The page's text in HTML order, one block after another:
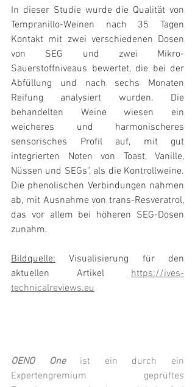
In dieser Studie wurde die Qualität von
Tempranillo-Weinen nach 35 Tagen
Kontakt mit zwei verschiedenen Dosen
von SEG und zwei Mikro-
Sauerstoffniveaus bewertet, die bei der
Abfüllung und nach sechs Monaten
Reifung analysiert wurden. Die
behandelten Weine wiesen ein
weicheres und harmonischeres
sensorisches Profil auf, mit gut
integrierten Noten von Toast, Vanille,
Nüssen und SEGs", als die Kontrollweine.
Die phenolischen Verbindungen nahmen
ab, mit Ausnahme von trans-Resveratrol,
das vor allem bei höheren SEG-Dosen
zunahm.
Bildquelle: Visualisierung für den
aktuellen Artikel https://ives-
technicalreviews.eu
OENO One ist ein durch ein
Expertengremium geprüftes